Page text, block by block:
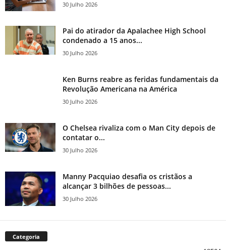
30 Julho 2026
Pai do atirador da Apalachee High School
condenado a 15 anos...
30 Julho 2026
Ken Burns reabre as feridas fundamentais da
Revolução Americana na América
30 Julho 2026
O Chelsea rivaliza com o Man City depois de
contatar o...
30 Julho 2026
Manny Pacquiao desafia os cristãos a
alcançar 3 bilhões de pessoas...
30 Julho 2026
Categoria